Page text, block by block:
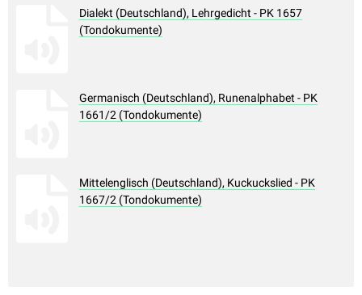
Dialekt (Deutschland), Lehrgedicht - PK 1657
(Tondokumente)
Germanisch (Deutschland), Runenalphabet - PK
1661/2 (Tondokumente)
Mittelenglisch (Deutschland), Kuckuckslied - PK
1667/2 (Tondokumente)